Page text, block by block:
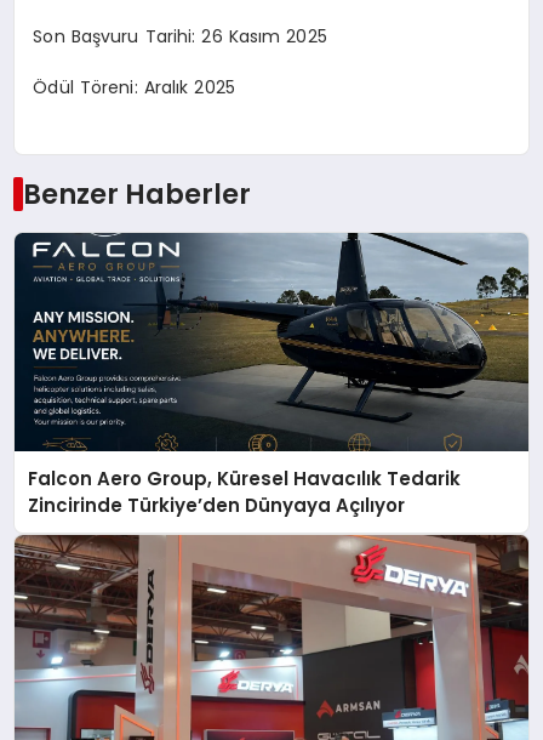
Son Başvuru Tarihi: 26 Kasım 2025
Ödül Töreni: Aralık 2025
Benzer Haberler
Falcon Aero Group, Küresel Havacılık Tedarik
Zincirinde Türkiye’den Dünyaya Açılıyor